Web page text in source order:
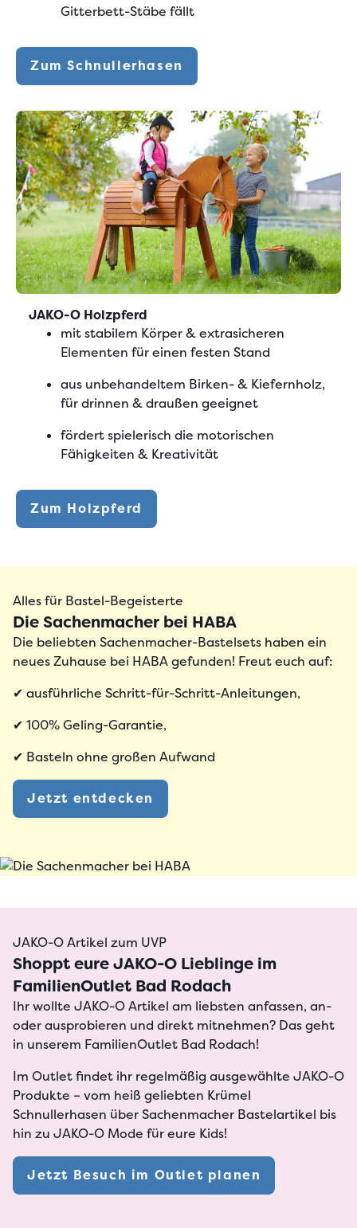
Gitterbett-Stäbe fällt
Zum Schnullerhasen
JAKO-O Holzpferd
mit stabilem Körper & extrasicheren
Elementen für einen festen Stand
aus unbehandeltem Birken- & Kiefernholz,
für drinnen & draußen geeignet
fördert spielerisch die motorischen
Fähigkeiten & Kreativität
Zum Holzpferd
Alles für Bastel-Begeisterte
Die Sachenmacher bei HABA
Die beliebten Sachenmacher-Bastelsets haben ein
neues Zuhause bei HABA gefunden! Freut euch auf:
✔ ausführliche Schritt-für-Schritt-Anleitungen,
✔ 100% Geling-Garantie,
✔ Basteln ohne großen Aufwand
Jetzt entdecken
JAKO-O Artikel zum UVP
Shoppt eure JAKO-O Lieblinge im
FamilienOutlet Bad Rodach
Ihr wollte JAKO-O Artikel am liebsten anfassen, an-
oder ausprobieren und direkt mitnehmen? Das geht
in unserem FamilienOutlet Bad Rodach!
Im Outletfindet ihr regelmäßig ausgewählte JAKO-O
Produkte – vom heiß geliebten Krümel
Schnullerhasen über Sachenmacher Bastelartikel bis
hin zu JAKO-O Mode für eure Kids!
Jetzt Besuch im Outlet planen